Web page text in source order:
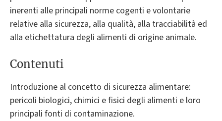
inerenti alle principali norme cogenti e volontarie
relative alla sicurezza, alla qualità, alla tracciabilità ed
alla etichettatura degli alimenti di origine animale.
Contenuti
Introduzione al concetto di sicurezza alimentare:
pericoli biologici, chimici e fisici degli alimenti e loro
principali fonti di contaminazione.